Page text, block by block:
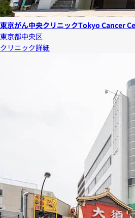
東京がん中央クリニックTokyo Cancer
東京都中央区
クリニック詳細